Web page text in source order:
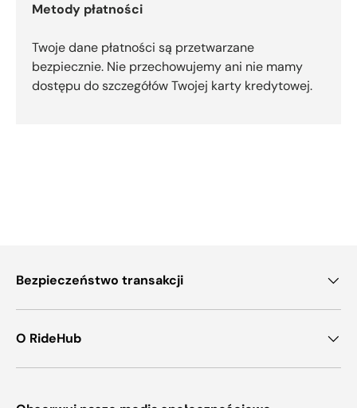
Metody płatności
Twoje dane płatności są przetwarzane
bezpiecznie. Nie przechowujemy ani nie mamy
dostępu do szczegółów Twojej karty kredytowej.
Bezpieczeństwo transakcji
O RideHub